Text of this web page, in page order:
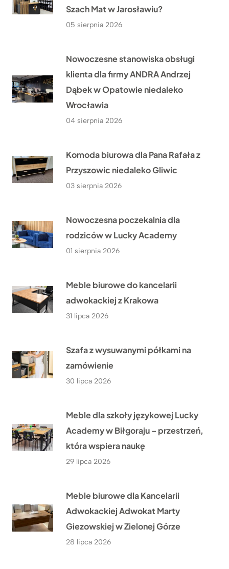
Szach Mat w Jarosławiu?
05 sierpnia 2026
Nowoczesne stanowiska obsługi
klienta dla firmy ANDRA Andrzej
Dąbek w Opatowie niedaleko
Wrocławia
04 sierpnia 2026
Komoda biurowa dla Pana Rafała z
Przyszowic niedaleko Gliwic
03 sierpnia 2026
Nowoczesna poczekalnia dla
rodziców w Lucky Academy
01 sierpnia 2026
Meble biurowe do kancelarii
adwokackiej z Krakowa
31 lipca 2026
Szafa z wysuwanymi półkami na
zamówienie
30 lipca 2026
Meble dla szkoły językowej Lucky
Academy w Biłgoraju – przestrzeń,
która wspiera naukę
29 lipca 2026
Meble biurowe dla Kancelarii
Adwokackiej Adwokat Marty
Giezowskiej w Zielonej Górze
28 lipca 2026